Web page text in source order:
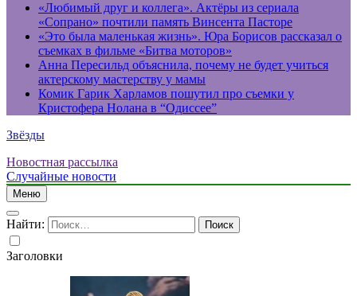
«Любимый друг и коллега». Актёры из сериала
«Сопрано» почтили память Винсента Пасторе
«Это была маленькая жизнь». Юра Борисов рассказал о
съемках в фильме «Битва моторов»
Анна Пересильд объяснила, почему не будет учиться
актерскому мастерству у мамы
Комик Гарик Харламов пошутил про съемки у
Кристофера Нолана в “Одиссее”
Звёзды
Новостная рассылка
Случайные новости
Меню
Найти:
Заголовки